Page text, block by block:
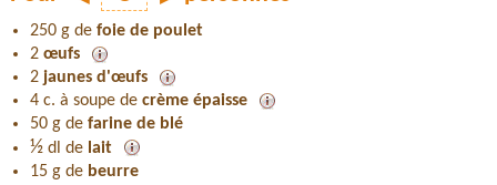
250 g de foie de poulet
2 œufs
2 jaunes d'œufs
4 c. à soupe de crème épaisse
50 g de farine de blé
½ dl de lait
15 g de beurre